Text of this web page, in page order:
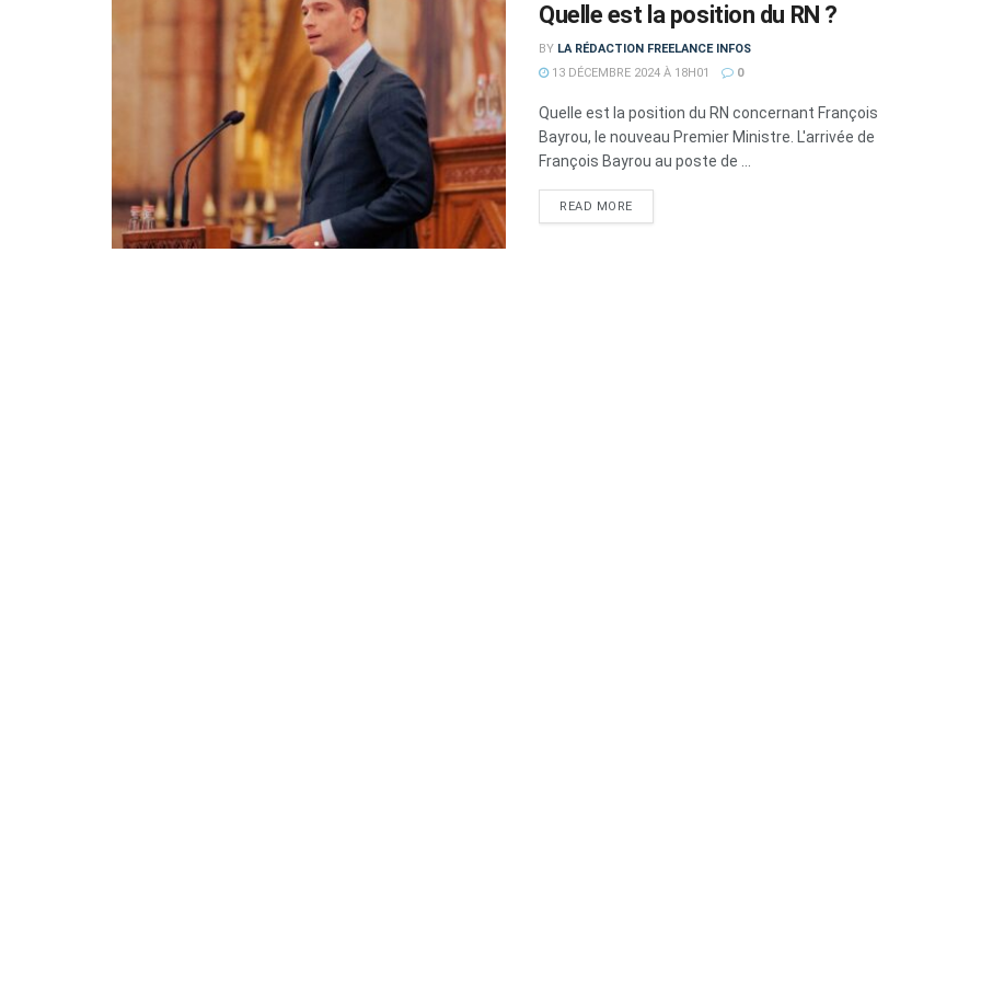
Quelle est la position du RN ?
BY LA RÉDACTION FREELANCE INFOS
13 DÉCEMBRE 2024 À 18H01
0
Quelle est la position du RN concernant François
Bayrou, le nouveau Premier Ministre. L'arrivée de
François Bayrou au poste de ...
READ MOREDETAILS